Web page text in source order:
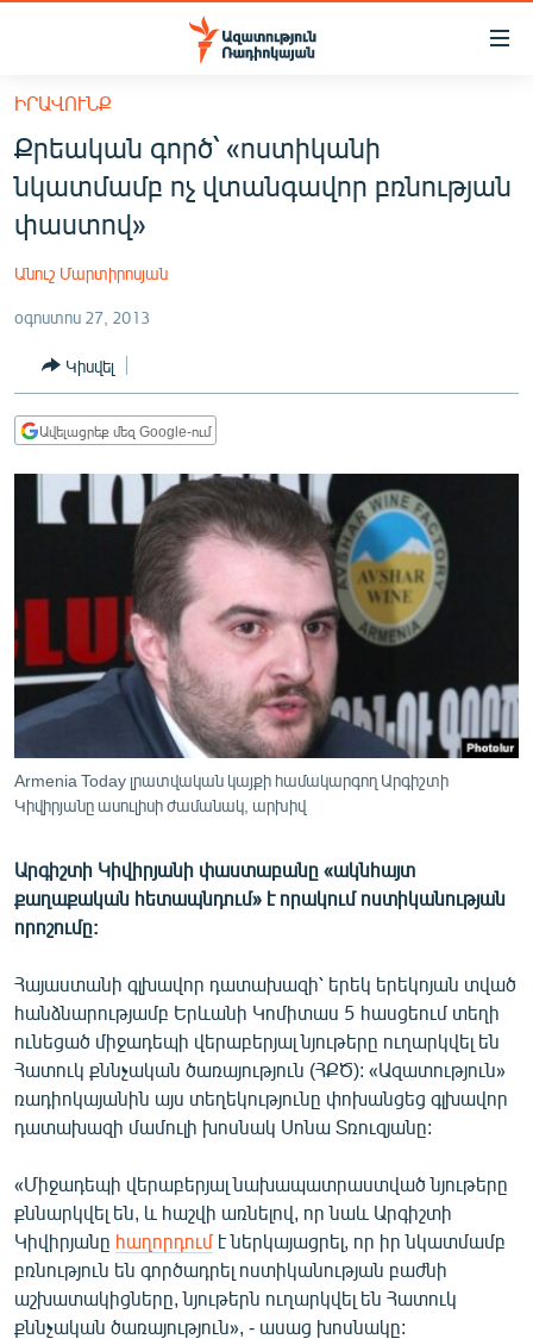
Մատչելիության
հիմնական
բովանդակությանը
Անցնել
հիմնական
մենյուին
ՀԱՅԱՍՏԱՆ
ՔԱՂԱՔԱԿԱՆ
ՏՆՏԵՍՈՒԹՅՈՒՆ
ՂԱՐԱԲԱՂ
ՏԱՐԱԾԱՇՐՋԱՆ
ՄԻՋԱԶԳԱՅԻՆ
ՄՇԱԿՈՒՅԹ
ՄԵԿՆԱԲԱՆՈՒԹՅՈՒՆ
ՏՏ ԵՒ ԻՆՏԵՐՆԵՏ
ԱՐԽԻՎ
ԲԱՆԱՎԵՃ
ՁԳՏԵԼՈՎ ԼԱՎԱԳՈՒՅՆԻՆ
ՓՈԴՔԱՍԹ
Հայերեն
English
Русский
ՀԵՏԵՎԵՔ ՄԵԶ
ԻՐԱՎՈՒՆՔ
Քրեական գործ՝ «ոստիկանի
նկատմամբ ոչ վտանգավոր բռնության
փաստով»
Անուշ Մարտիրոսյան
օգոստոս 27, 2013
Կիսվել
Ավելացրեք մեզ Google-ում
Armenia Today լրատվական կայքի համակարգող Արգիշտի
Կիվիրյանը ասուլիսի ժամանակ, արխիվ
Արգիշտի Կիվիրյանի փաստաբանը «ակնհայտ
քաղաքական հետապնդում» է որակում ոստիկանության
որոշումը:
Հայաստանի գլխավոր դատախազի՝ երեկ երեկոյան տված
հանձնարությամբ Երևանի Կոմիտաս 5 հասցեում տեղի
ունեցած միջադեպի վերաբերյալ նյութերը ուղարկվել են
Հատուկ քննչական ծառայություն (ՀՔԾ): «Ազատություն»
ռադիոկայանին այս տեղեկությունը փոխանցեց գլխավոր
դատախազի մամուլի խոսնակ Սոնա Տռուզյանը:
«Միջադեպի վերաբերյալ նախապատրաստված նյութերը
քննարկվել են, և հաշվի առնելով, որ նաև Արգիշտի
Կիվիրյանը հաղորդում է ներկայացրել, որ իր նկատմամբ
բռնություն են գործադրել ոստիկանության բաժնի
աշխատակիցները, նյութերն ուղարկվել են Հատուկ
քննչական ծառայություն», - ասաց խոսնակը: